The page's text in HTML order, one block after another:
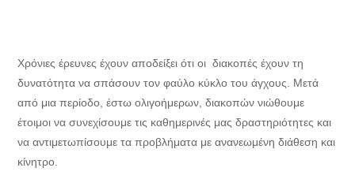
Χρόνιες έρευνες έχουν αποδείξει ότι οι διακοπές έχουν τη
δυνατότητα να σπάσουν τον φαύλο κύκλο του άγχους. Μετά
από μια περίοδο, έστω ολιγοήμερων, διακοπών νιώθουμε
έτοιμοι να συνεχίσουμε τις καθημερινές μας δραστηριότητες και
να αντιμετωπίσουμε τα προβλήματα με ανανεωμένη διάθεση και
κίνητρο.